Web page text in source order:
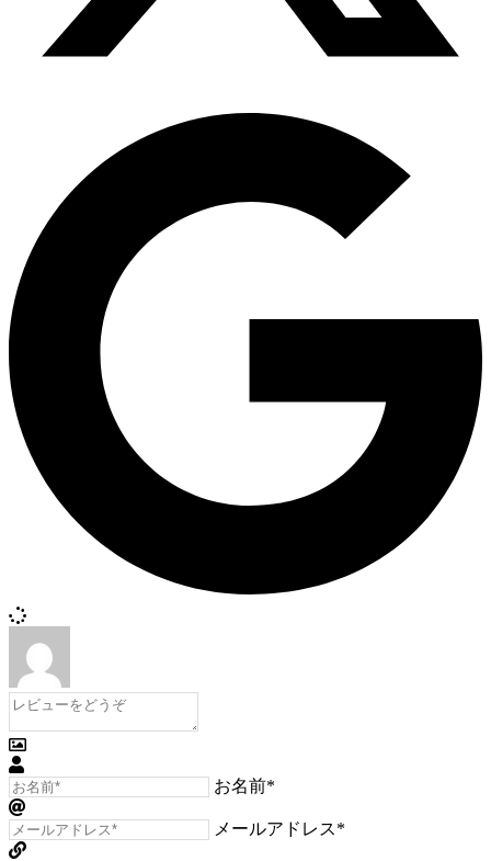
お名前*
メールアドレス*